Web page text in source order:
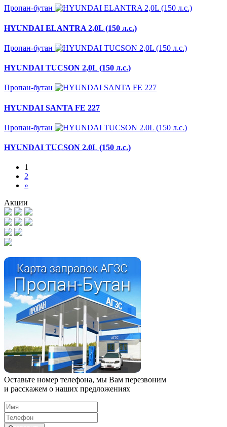
Пропан-бутан
HYUNDAI ELANTRA 2,0L (150 л.с.)
Пропан-бутан
HYUNDAI TUCSON 2,0L (150 л.с.)
Пропан-бутан
HYUNDAI SANTA FE 227
Пропан-бутан
HYUNDAI TUCSON 2.0L (150 л.с.)
1
2
»
Акции
Оставьте номер телефона, мы Вам перезвоним
и расскажем о наших предложениях